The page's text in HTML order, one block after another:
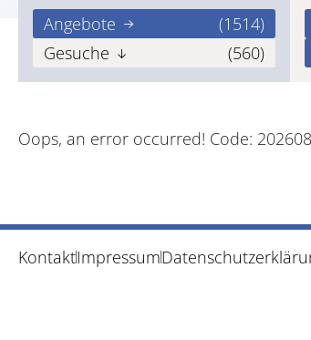
Angebote
(1514)
Gesuche
(560)
Oops, an error occurred! Code:
KontaktImpressum